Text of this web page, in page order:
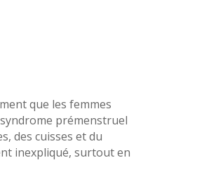
que les femmes
prémenstruel
des cuisses et du
inexpliqué, surtout en